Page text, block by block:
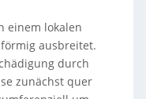
einem lokalen
ausbreitet.
durch
zunächst quer